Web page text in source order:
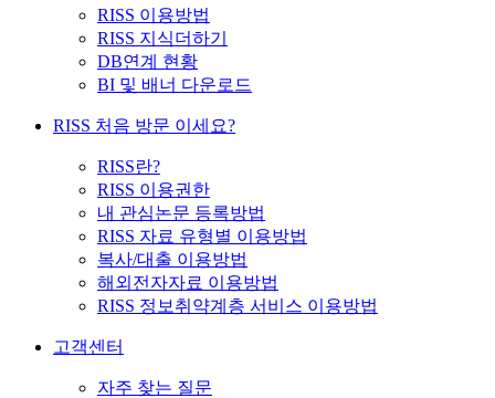
RISS 이용방법
RISS 지식더하기
DB연계 현황
BI 및 배너 다운로드
RISS 처음 방문 이세요?
RISS란?
RISS 이용권한
내 관심논문 등록방법
RISS 자료 유형별 이용방법
복사/대출 이용방법
해외전자자료 이용방법
RISS 정보취약계층 서비스 이용방법
고객센터
자주 찾는 질문